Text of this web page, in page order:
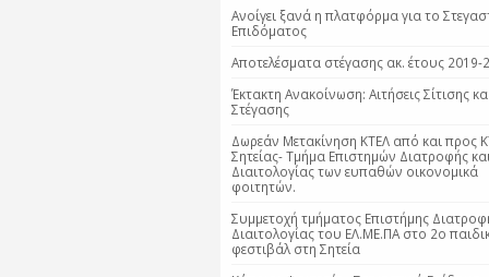
Ανοίγει ξανά η πλατφόρμα για το
Επιδόματος
Αποτελέσματα στέγασης ακ. έτους 2019-
Έκτακτη Ανακοίνωση: Αιτήσεις Σίτισης
Στέγασης
Δωρεάν Μετακίνηση ΚΤΕΛ από και προς
Σητείας- Τμήμα Επιστημών Διατροφής
Διαιτολογίας των ευπαθών οικονομικά
φοιτητών.
Συμμετοχή τμήματος Επιστήμης
Διαιτολογίας του ΕΛ.ΜΕ.ΠΑ στο 2ο
φεστιβάλ στη Σητεία